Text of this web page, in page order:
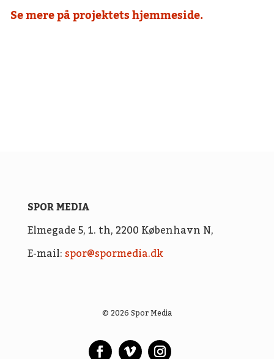
Se mere på projektets hjemmeside.
SPOR MEDIA
Elmegade 5, 1. th,2200 København N,
E-mail:spor@spormedia.dk
© 2026 Spor Media